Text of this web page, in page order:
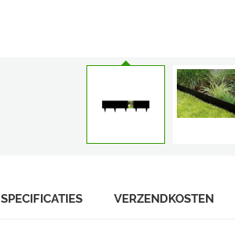
SPECIFICATIES VERZENDKOSTEN